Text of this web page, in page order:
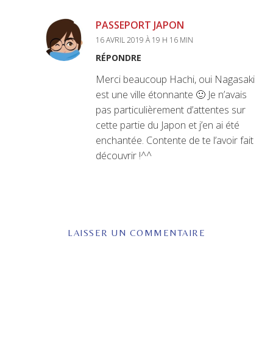
PASSEPORT JAPON
16 AVRIL 2019 À 19 H 16 MIN
RÉPONDRE
Merci beaucoup Hachi, oui Nagasaki
est une ville étonnante 🙂 Je n’avais
pas particulièrement d’attentes sur
cette partie du Japon et j’en ai été
enchantée. Contente de te l’avoir fait
découvrir !^^
LAISSER UN COMMENTAIRE